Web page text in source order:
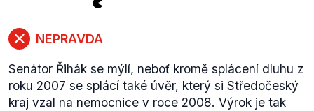
NEPRAVDA
Senátor Řihák se mýlí, neboť kromě splácení dluhu z
roku 2007 se splácí také úvěr, který si Středočeský
kraj vzal na nemocnice v roce 2008. Výrok je tak